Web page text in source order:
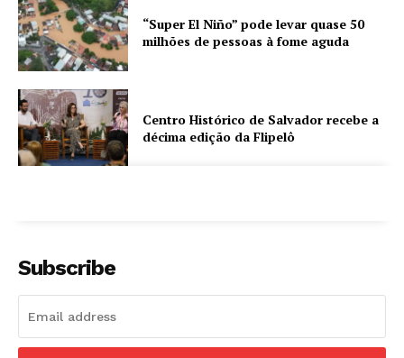
“Super El Niño” pode levar quase 50
milhões de pessoas à fome aguda
Centro Histórico de Salvador recebe a
décima edição da Flipelô
Subscribe